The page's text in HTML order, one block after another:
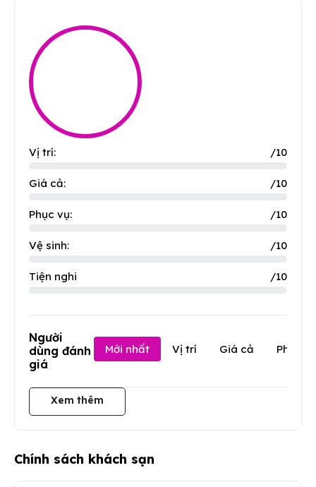
Vị trí: /10
Giá cả: /10
Phục vụ: /10
Vệ sinh: /10
Tiện nghi /10
Người
dùng đánh
giá
Mới nhất Vị trí Giá cả Phục
Xem thêm
Chính sách khách sạn